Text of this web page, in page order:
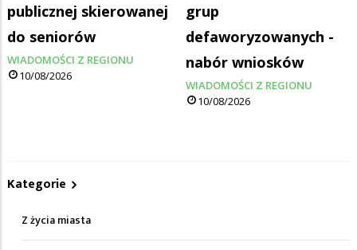
publicznej skierowanej
do seniorów
WIADOMOŚCI Z REGIONU
10/08/2026
grup
defaworyzowanych -
nabór wniosków
WIADOMOŚCI Z REGIONU
10/08/2026
Kategorie
Z życia miasta